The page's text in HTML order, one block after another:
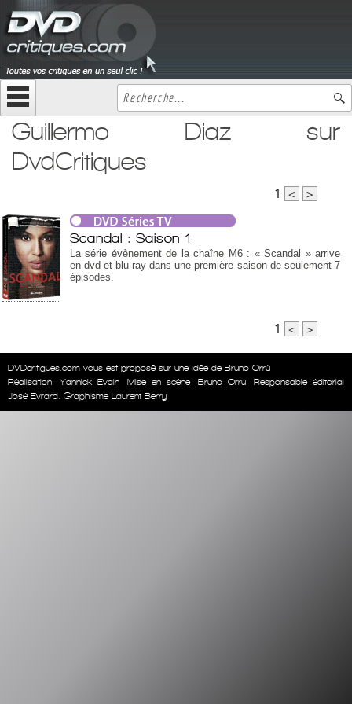
Guillermo Diaz sur
DvdCritiques
1 < >
Scandal : Saison 1
La série évènement de la chaîne M6 : « Scandal » arrive
en dvd et blu-ray dans une première saison de seulement 7
épisodes.
1 < >
DVDcritiques.com vous est proposé sur une idée de Bruno Orrú
Réalisation
Yannick Evain Mise en scène Bruno Orrú
Responsable éditorial
José Evrard. Graphisme Laurent Berry